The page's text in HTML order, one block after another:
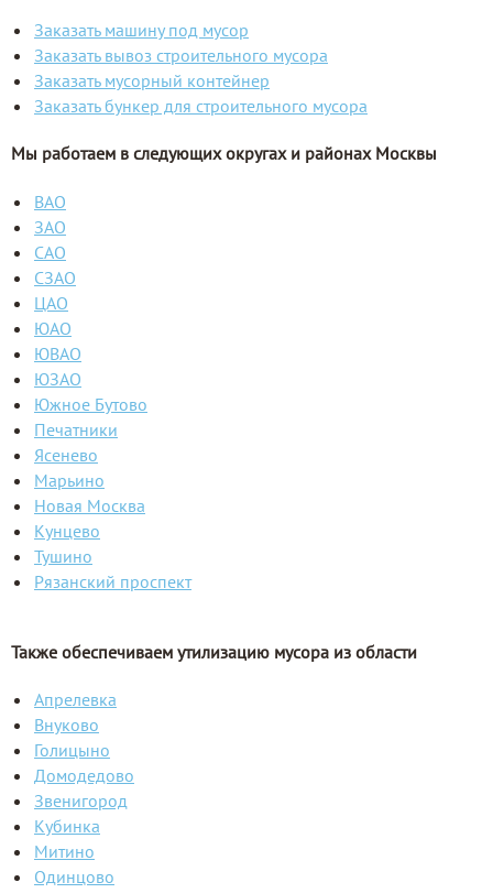
Заказать машину под мусор
Заказать вывоз строительного мусора
Заказать мусорный контейнер
Заказать бункер для строительного мусора
Мы работаем в следующих округах и районах Москвы
ВАО
ЗАО
САО
СЗАО
ЦАО
ЮАО
ЮВАО
ЮЗАО
Южное Бутово
Печатники
Ясенево
Марьино
Новая Москва
Кунцево
Тушино
Рязанский проспект
Также обеспечиваем утилизацию мусора из области
Апрелевка
Внуково
Голицыно
Домодедово
Звенигород
Кубинка
Митино
Одинцово